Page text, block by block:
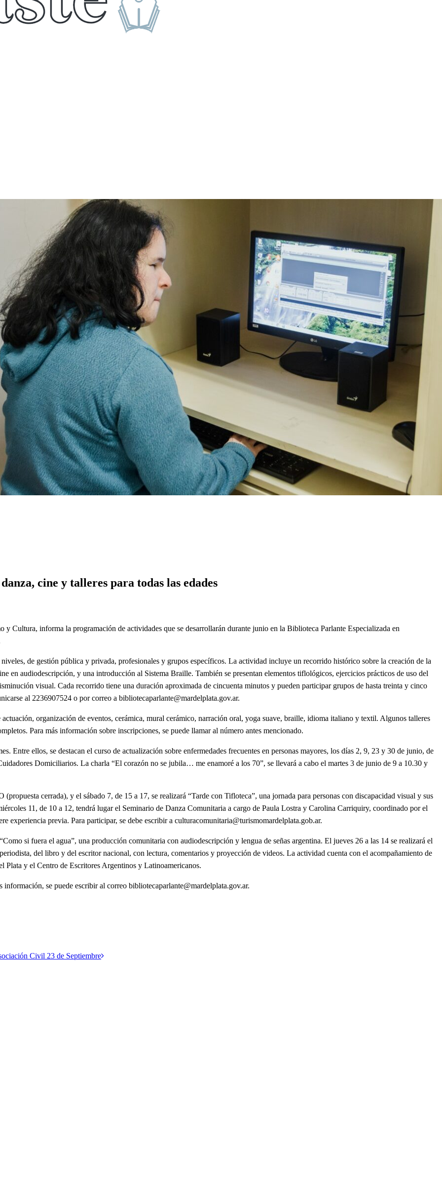
cine y talleres para todas las edades
Cultura, informa la programación de actividades que se desarrollarán durante junio en la Biblioteca Parlante Especializada en
de gestión pública y privada, profesionales y grupos específicos. La actividad incluye un recorrido histórico sobre la creación de la
en audiodescripción, y una introducción al Sistema Braille. También se presentan elementos tiflológicos, ejercicios prácticos de uso del
visual. Cada recorrido tiene una duración aproximada de cincuenta minutos y pueden participar grupos de hasta treinta y cinco
al 2236907524 o por correo a bibliotecaparlante@mardelplata.gov.ar.
actuación, organización de eventos, cerámica, mural cerámico, narración oral, yoga suave, braille, idioma italiano y textil. Algunos talleres
Para más información sobre inscripciones, se puede llamar al número antes mencionado.
Entre ellos, se destacan el curso de actualización sobre enfermedades frecuentes en personas mayores, los días 2, 9, 23 y 30 de junio, de
Domiciliarios. La charla “El corazón no se jubila… me enamoré a los 70”, se llevará a cabo el martes 3 de junio de 9 a 10.30 y
cerrada), y el sábado 7, de 15 a 17, se realizará “Tarde con Tifloteca”, una jornada para personas con discapacidad visual y sus
11, de 10 a 12, tendrá lugar el Seminario de Danza Comunitaria a cargo de Paula Lostra y Carolina Carriquiry, coordinado por el
experiencia previa. Para participar, se debe escribir a culturacomunitaria@turismomardelplata.gob.ar.
si fuera el agua”, una producción comunitaria con audiodescripción y lengua de señas argentina. El jueves 26 a las 14 se realizará el
del libro y del escritor nacional, con lectura, comentarios y proyección de videos. La actividad cuenta con el acompañamiento de
y el Centro de Escritores Argentinos y Latinoamericanos.
información, se puede escribir al correo bibliotecaparlante@mardelplata.gov.ar.
Civil 23 de Septiembre